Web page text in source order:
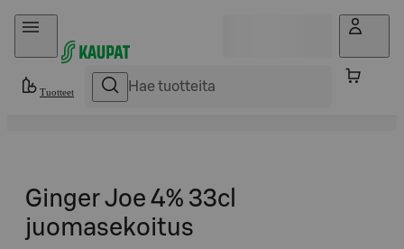
Hyppää sisältöön
Tuotteet
Ginger Joe 4% 33cl
juomasekoitus